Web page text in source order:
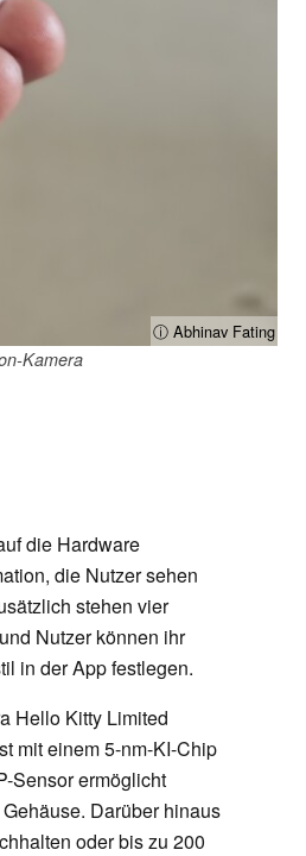
ⓘ Abhinav Fating
Kamera
die Hardware
die Nutzer sehen
stehen vier
Nutzer können ihr
in der App festlegen.
Hello Kitty Limited
mit einem 5-nm-KI-Chip
Sensor ermöglicht
Darüber hinaus
oder bis zu 200